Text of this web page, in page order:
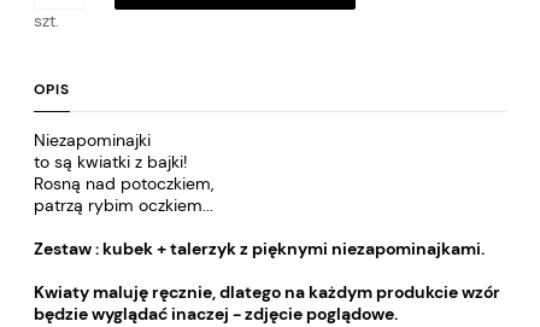
szt.
OPIS
Niezapominajki
to są kwiatki z bajki!
Rosną nad potoczkiem,
patrzą rybim oczkiem...
Zestaw : kubek + talerzyk z pięknymi niezapominajkami.
Kwiaty maluję ręcznie, dlatego na każdym produkcie wzór
będzie wyglądać inaczej - zdjęcie poglądowe.